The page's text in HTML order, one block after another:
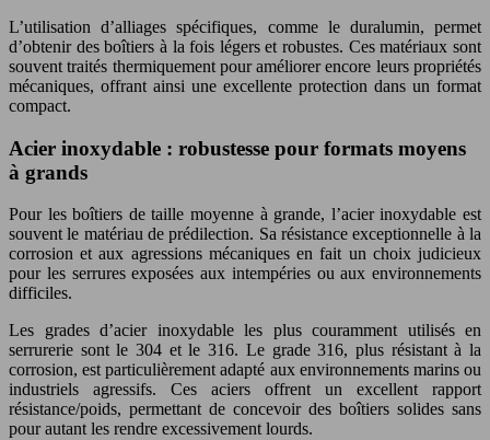
L’utilisation d’alliages spécifiques, comme le duralumin, permet
d’obtenir des boîtiers à la fois légers et robustes. Ces matériaux sont
souvent traités thermiquement pour améliorer encore leurs propriétés
mécaniques, offrant ainsi une excellente protection dans un format
compact.
Acier inoxydable : robustesse pour formats moyens
à grands
Pour les boîtiers de taille moyenne à grande, l’acier inoxydable est
souvent le matériau de prédilection. Sa résistance exceptionnelle à la
corrosion et aux agressions mécaniques en fait un choix judicieux
pour les serrures exposées aux intempéries ou aux environnements
difficiles.
Les grades d’acier inoxydable les plus couramment utilisés en
serrurerie sont le 304 et le 316. Le grade 316, plus résistant à la
corrosion, est particulièrement adapté aux environnements marins ou
industriels agressifs. Ces aciers offrent un excellent rapport
résistance/poids, permettant de concevoir des boîtiers solides sans
pour autant les rendre excessivement lourds.